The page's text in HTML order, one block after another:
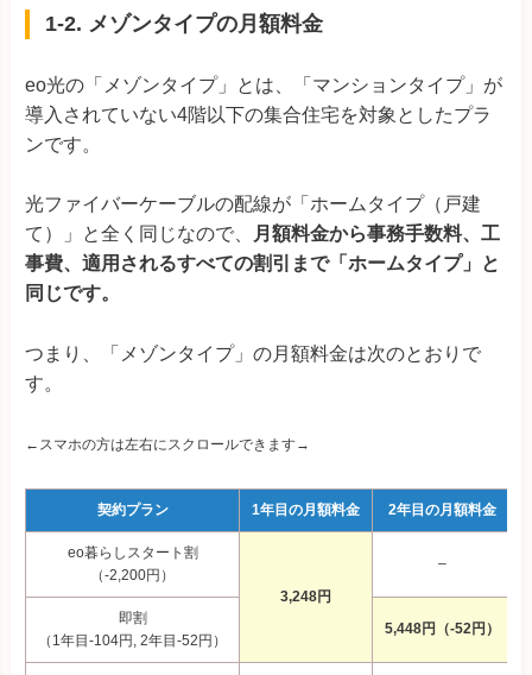
1-2. メゾンタイプの月額料金
eo光の「メゾンタイプ」とは、「マンションタイプ」が
導入されていない4階以下の集合住宅を対象としたプラ
ンです。
光ファイバーケーブルの配線が「ホームタイプ（戸建
て）」と全く同じなので、
月額料金から事務手数料、工
事費、適用されるすべての割引まで「ホームタイプ」と
同じです。
つまり、「メゾンタイプ」の月額料金は次のとおりで
す。
←スマホの方は左右にスクロールできます→
契約プラン 1年目の月額料金 2年目の月額料金
eo暮らしスタート割
（-2,200円）
3,248円
–
即割
（1年目-104円, 2年目-52円）
5,448円（-52円）